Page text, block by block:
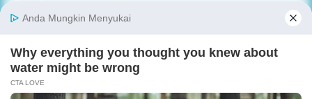
serta terverifikasi dari sumber yang tepat.
Follow Kabarbaru